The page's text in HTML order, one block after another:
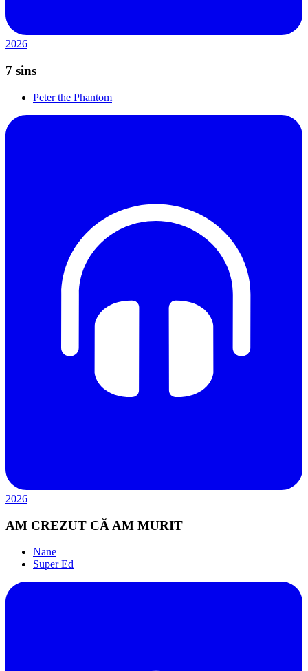
2026
7 sins
Peter the Phantom
2026
AM CREZUT CĂ AM MURIT
Nane
Super Ed